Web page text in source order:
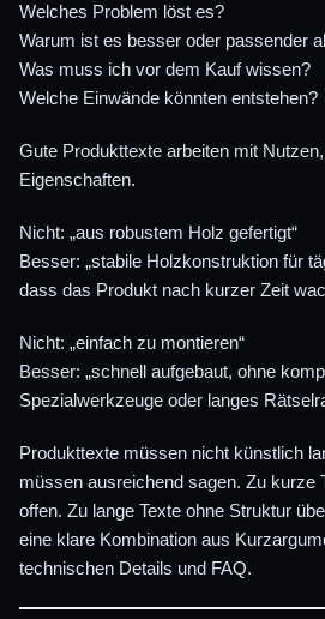
Welches Problem löst es?
Warum ist es besser oder passender
Was muss ich vor dem Kauf wissen?
Welche Einwände könnten entstehen?
Gute Produkttexte arbeiten mit
Eigenschaften.
Nicht: „aus robustem Holz gefertigt“
Besser: „stabile Holzkonstruktion für
dass das Produkt nach kurzer Zeit
Nicht: „einfach zu montieren“
Besser: „schnell aufgebaut, ohne
Spezialwerkzeuge oder langes
Produkttexte müssen nicht künstlich
müssen ausreichend sagen. Zu kurze
offen. Zu lange Texte ohne Struktur
eine klare Kombination aus
technischen Details und FAQ.